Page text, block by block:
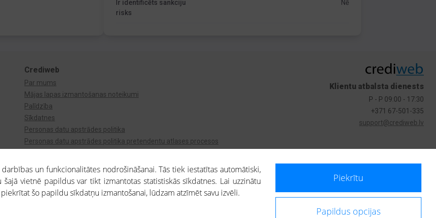
Ir identificēts sankciju
risks
Nē
Crediweb
Par mums
Mājas lapas izmantošanas noteikumi
Palīdzība
Sīkdatnes
Personas datu apstrādes politika
Personas datu apstrādes politika pretendentu atlases procesos
Klientu atbalsta dienests
P - P 09:00 - 17:30
+371 67-501-335
support@crediweb.lv
ietvaros saņemtajai informācijai ir uzziņas raksturs, un tai nav juridiska spēka. Portāla lietotājs, izmantojot portālā saņemto informāciju, ir atbildīgs par fizisko
un funkcionalitātes nodrošināšanai. Tās tiek iestatītas automātiski,
vietnē papildus var tikt izmantotas statistiskās sīkdatnes. Lai uzzinātu
piekrītat šo papildu sīkdatņu izmantošanai, lūdzam atzīmēt savu izvēli.
Piekrītu
Papildus opcijas